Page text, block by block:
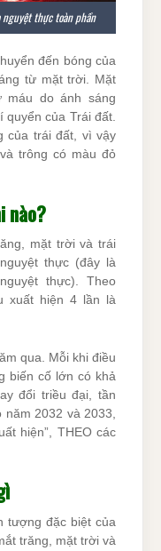
thực toàn phần
đến bóng của
từ mặt trời. Mặt
máu do ánh sáng
quyển của Trái đất.
của trái đất, vì vậy
trông có màu đỏ
nào?
mặt trời và trái
thực (đây là
thực). Theo
xuất hiện 4 lần là
qua. Mỗi khi điều
biến cố lớn có khả
đổi triều đại, tần
2032 và 2033,
hiện”, THEO các
tượng đặc biệt của
trăng, mặt trời và